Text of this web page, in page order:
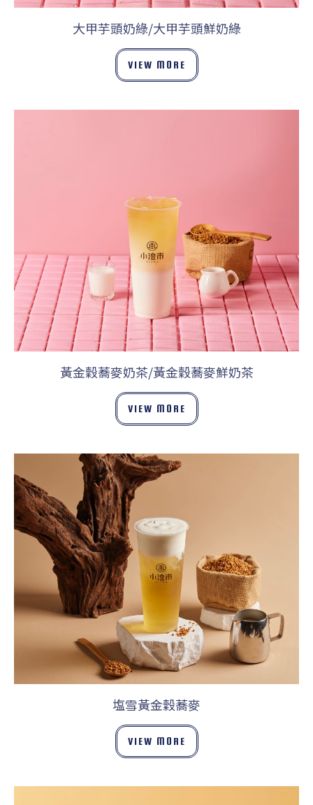
大甲芋頭奶綠/大甲芋頭鮮奶綠
VIEW MORE
黃金穀蕎麥奶茶/黃金穀蕎麥鮮奶茶
VIEW MORE
塩雪黃金穀蕎麥
VIEW MORE